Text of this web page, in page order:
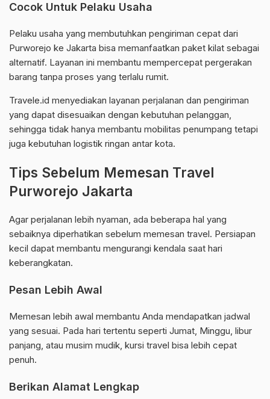
Cocok Untuk Pelaku Usaha
Pelaku usaha yang membutuhkan pengiriman cepat dari
Purworejo ke Jakarta bisa memanfaatkan paket kilat sebagai
alternatif. Layanan ini membantu mempercepat pergerakan
barang tanpa proses yang terlalu rumit.
Travele.id menyediakan layanan perjalanan dan pengiriman
yang dapat disesuaikan dengan kebutuhan pelanggan,
sehingga tidak hanya membantu mobilitas penumpang tetapi
juga kebutuhan logistik ringan antar kota.
Tips Sebelum Memesan Travel
Purworejo Jakarta
Agar perjalanan lebih nyaman, ada beberapa hal yang
sebaiknya diperhatikan sebelum memesan travel. Persiapan
kecil dapat membantu mengurangi kendala saat hari
keberangkatan.
Pesan Lebih Awal
Memesan lebih awal membantu Anda mendapatkan jadwal
yang sesuai. Pada hari tertentu seperti Jumat, Minggu, libur
panjang, atau musim mudik, kursi travel bisa lebih cepat
penuh.
Berikan Alamat Lengkap